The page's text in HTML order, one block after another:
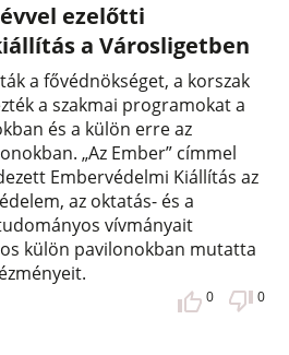
ezelőtti
a Városligetben
a fővédnökséget, a korszak
a szakmai programokat a
és a külön erre az
„Az Ember” címmel
Embervédelmi Kiállítás az
az oktatás- és a
vívmányait
külön pavilonokban mutatta
0 0